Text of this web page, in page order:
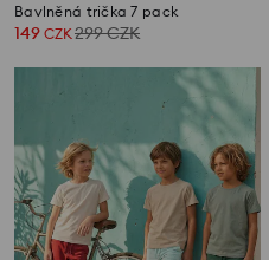
Bavlněná trička 7 pack
149 CZK 299CZK